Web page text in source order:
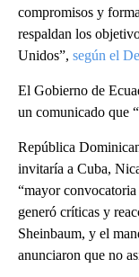
compromisos y
respaldan los
Unidos”, según el
El Gobierno de
un comunicado que
República
invitaría a Cuba,
“mayor
generó críticas y
Sheinbaum, y el
anunciaron que no